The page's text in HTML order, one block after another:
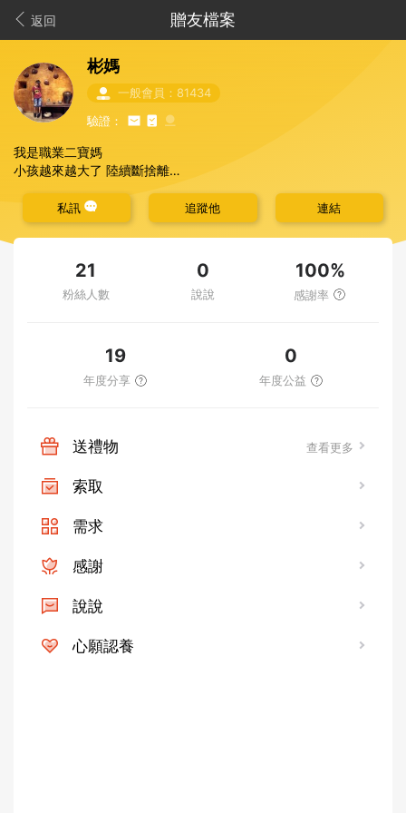
返回 贈友檔案
彬媽
一般會員：81434
驗證：
我是職業二寶媽
小孩越來越大了 陸續斷捨離
也感謝贈物予我的人
善用物品繼續延續下去～
請有禮貌並善用物資勿轉賣
獲贈者請3日匯款，有狀況請告知
私訊 追蹤他 連結
21
粉絲人數
0
說說
100%
感謝率
19
年度分享
0
年度公益
送禮物 查看更多
索取
需求
感謝
說說
心願認養